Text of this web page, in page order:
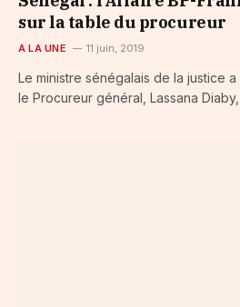
sur la table du procureur
A LA UNE 11 juin, 2019
Le ministre sénégalais de la justice a
le Procureur général, Lassana